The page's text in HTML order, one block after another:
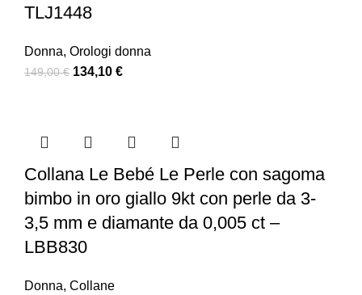
TLJ1448
Donna, Orologi donna
149,00€ 134,10 €
Collana Le Bebé Le Perle con sagoma
bimbo in oro giallo 9kt con perle da 3-
3,5 mm e diamante da 0,005 ct –
LBB830
Donna, Collane